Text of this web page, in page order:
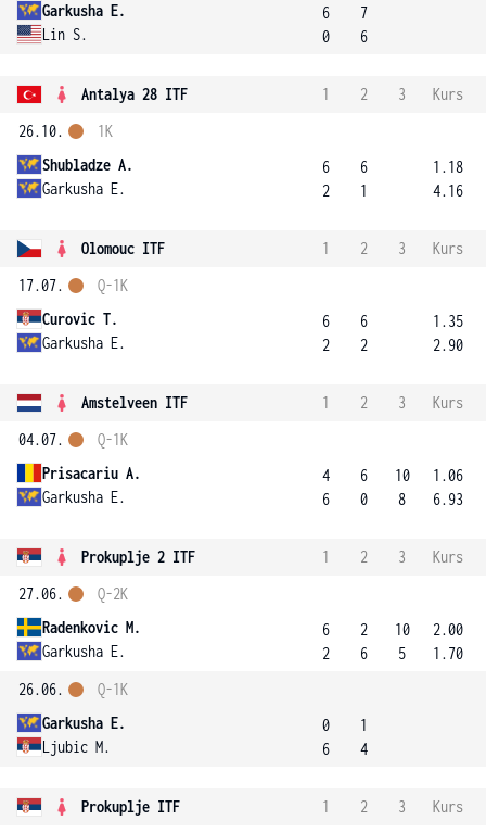
Garkusha E.
Lin S.
6
0
7
6
Antalya 28 ITF 1 2 3
Kurs
26.10.
Shubladze A.
Garkusha E.
1K
6
2
6
1
1.18
4.16
Olomouc ITF 1 2 3
Kurs
17.07.
Curovic T.
Garkusha E.
Q-1K
6
2
6
2
1.35
2.90
Amstelveen ITF 1 2 3
Kurs
04.07.
Prisacariu A.
Garkusha E.
Q-1K
4
6
6
0
10
8
1.06
6.93
Prokuplje 2 ITF 1 2 3
Kurs
27.06.
Radenkovic M.
Garkusha E.
Q-2K
6
2
2
6
10
5
2.00
1.70
26.06.
Garkusha E.
Ljubic M.
Q-1K
0
6
1
4
Prokuplje ITF 1 2 3
Kurs